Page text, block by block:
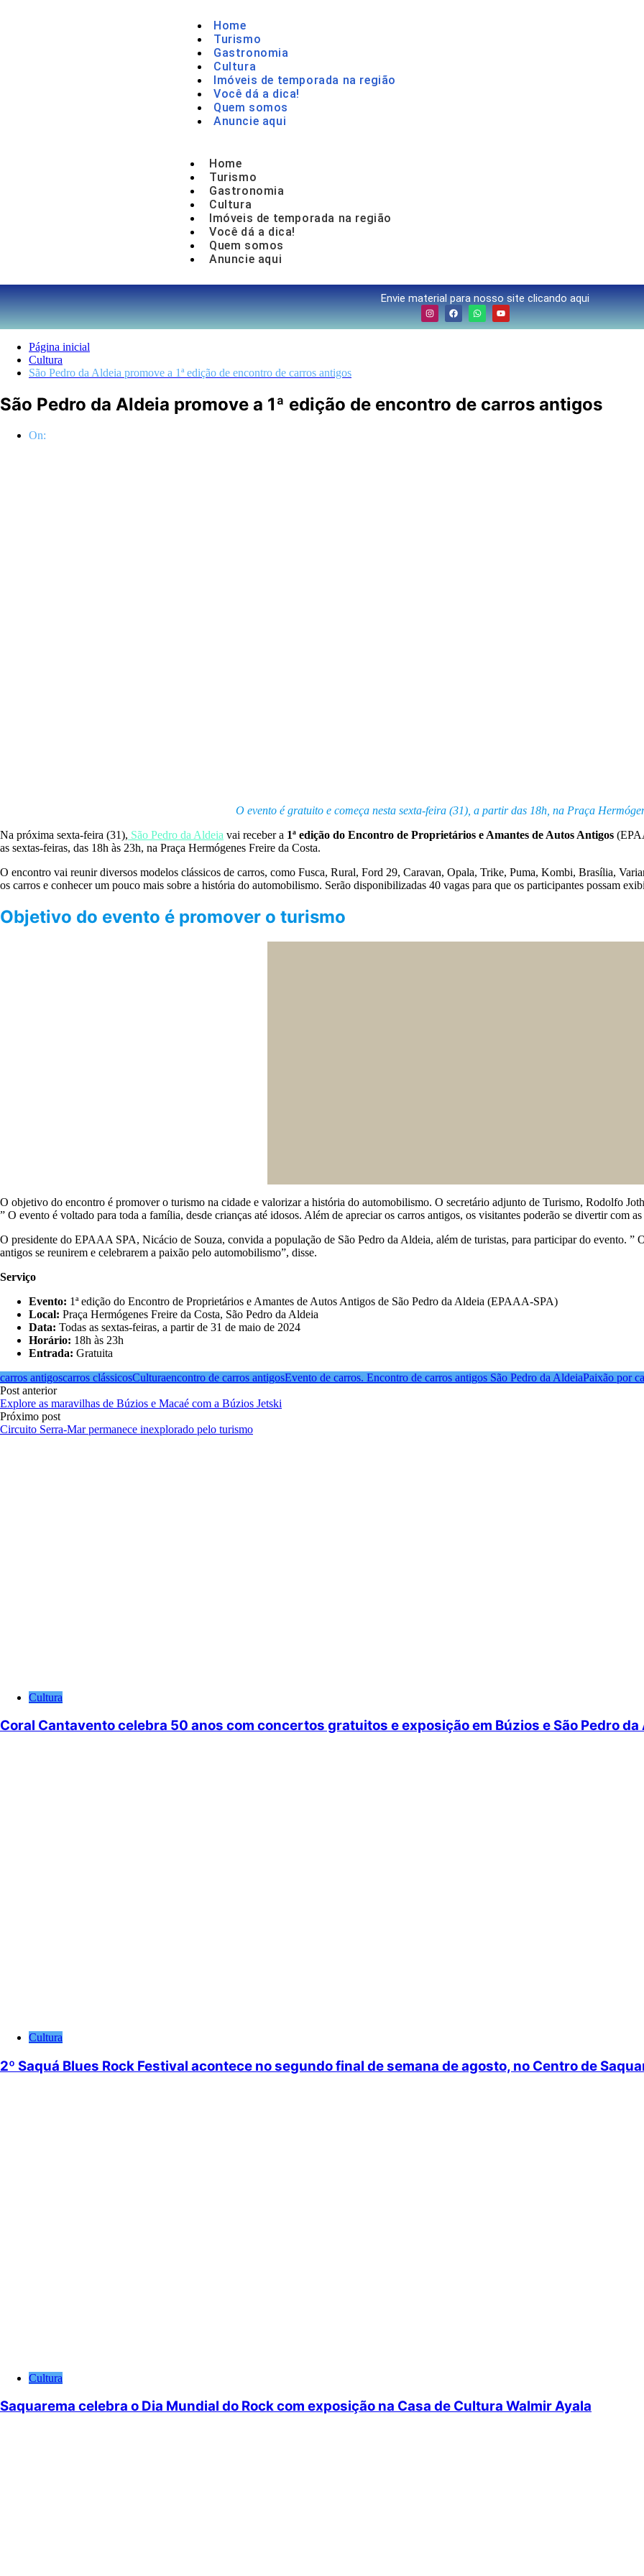
Home
Turismo
Gastronomia
Cultura
Imóveis de temporada na região
Você dá a dica!
Quem somos
Anuncie aqui
Home
Turismo
Gastronomia
Cultura
Imóveis de temporada na região
Você dá a dica!
Quem somos
Anuncie aqui
Envie material para nosso site clicando aqui
Página inicial
Cultura
São Pedro da Aldeia promove a 1ª edição de encontro de carros antigos
São Pedro da Aldeia promove a 1ª edição de encontro de carros antigos
On:
O evento é gratuito e começa nesta sexta-feira (31), a partir das 18h, na Praça
Na próxima sexta-feira (31), São Pedro da Aldeia vai receber a 1ª edição do Encontro de Proprietários e Amantes de Autos Antigos
as sextas-feiras, das 18h às 23h, na Praça Hermógenes Freire da Costa.
O encontro vai reunir diversos modelos clássicos de carros, como Fusca, Rural, Ford 29, Caravan, Opala, Trike, Puma, Kombi, Brasília,
os carros e conhecer um pouco mais sobre a história do automobilismo. Serão disponibilizadas 40 vagas para que os participantes possam
Objetivo do evento é promover o turismo
O objetivo do encontro é promover o turismo na cidade e valorizar a história do automobilismo. O secretário adjunto de Turismo, Rodolfo
” O evento é voltado para toda a família, desde crianças até idosos. Além de apreciar os carros antigos, os visitantes poderão se divertir com as
O presidente do EPAAA SPA, Nicácio de Souza, convida a população de São Pedro da Aldeia, além de turistas, para participar do evento. ”
antigos se reunirem e celebrarem a paixão pelo automobilismo”, disse.
Serviço
Evento: 1ª edição do Encontro de Proprietários e Amantes de Autos Antigos de São Pedro da Aldeia (EPAAA-SPA)
Local: Praça Hermógenes Freire da Costa, São Pedro da Aldeia
Data: Todas as sextas-feiras, a partir de 31 de maio de 2024
Horário: 18h às 23h
Entrada: Gratuita
carros antigoscarros clássicosCulturaencontro de carros antigosEvento de carros. Encontro de carros antigos São Pedro da AldeiaPaixão por
Post anterior
Explore as maravilhas de Búzios e Macaé com a Búzios Jetski
Próximo post
Circuito Serra-Mar permanece inexplorado pelo turismo
Cultura
Coral Cantavento celebra 50 anos com concertos gratuitos e exposição em Búzios e São Pedro da
Cultura
2º Saquá Blues Rock Festival acontece no segundo final de semana de agosto, no Centro de
Cultura
Saquarema celebra o Dia Mundial do Rock com exposição na Casa de Cultura Walmir Ayala